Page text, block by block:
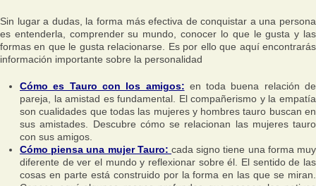
Sin lugar a dudas, la forma más efectiva de conquistar a una persona
es entenderla, comprender su mundo, conocer lo que le gusta y las
formas en que le gusta relacionarse. Es por ello que aquí encontrarás
información importante sobre la personalidad
Cómo es Tauro con los amigos: en toda buena relación de
pareja, la amistad es fundamental. El compañerismo y la empatía
son cualidades que todas las mujeres y hombres tauro buscan en
sus amistades. Descubre cómo se relacionan las mujeres tauro
con sus amigos.
Cómo piensa una mujer Tauro: cada signo tiene una forma muy
diferente de ver el mundo y reflexionar sobre él. El sentido de las
cosas en parte está construido por la forma en las que se miran.